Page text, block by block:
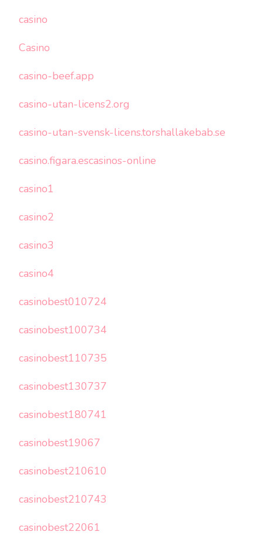
casino
Casino
casino-beef.app
casino-utan-licens2.org
casino-utan-svensk-licens.torshallakebab.se
casino.figara.escasinos-online
casino1
casino2
casino3
casino4
casinobest010724
casinobest100734
casinobest110735
casinobest130737
casinobest180741
casinobest19067
casinobest210610
casinobest210743
casinobest22061